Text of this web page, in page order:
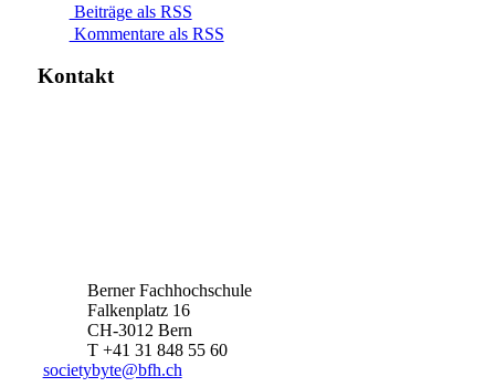
Beiträge als RSS
Kommentare als RSS
Kontakt
Berner Fachhochschule
Falkenplatz 16
CH-3012 Bern
T +41 31 848 55 60
societybyte@bfh.ch